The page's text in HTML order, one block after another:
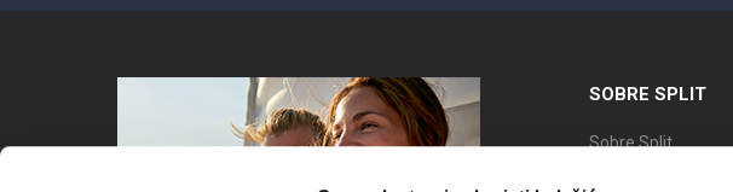
SOBRE SPLIT
Sobre Split
Posición